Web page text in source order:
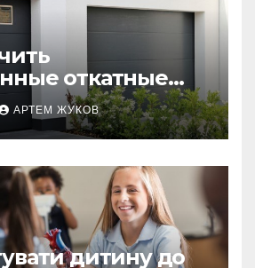
откатные
облегчённых
АРТЕМ ЖУКОВ
дитину до